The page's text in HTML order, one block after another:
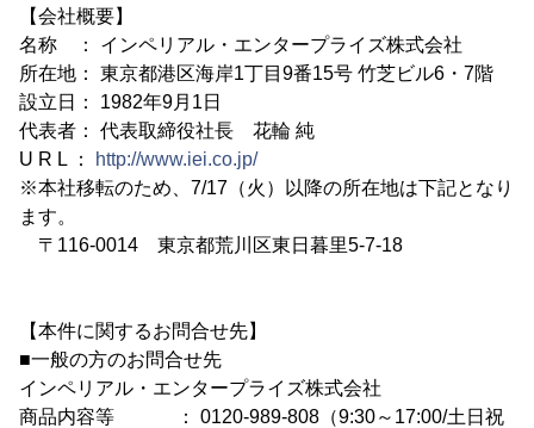
【会社概要】
名称 ： インペリアル・エンタープライズ株式会社
所在地： 東京都港区海岸1丁目9番15号 竹芝ビル6・7階
設立日： 1982年9月1日
代表者： 代表取締役社長 花輪 純
U R L ：
http://www.iei.co.jp/
※本社移転のため、7/17（火）以降の所在地は下記となり
ます。
〒116-0014 東京都荒川区東日暮里5-7-18
【本件に関するお問合せ先】
■一般の方のお問合せ先
インペリアル・エンタープライズ株式会社
商品内容等 ： 0120-989-808（9:30～17:00/土日祝